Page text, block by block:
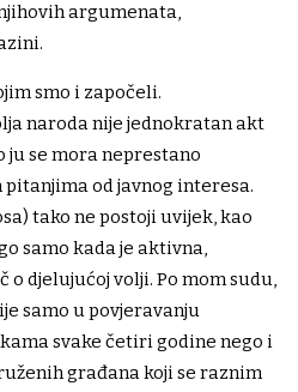
argumenata,
smo i započeli.
naroda nije jednokratan akt
ju se mora neprestano
od javnog interesa.
tako ne postoji uvijek, kao
samo kada je aktivna,
o djelujućoj volji. Po mom sudu,
samo u povjeravanju
svake četiri godine nego i
građana koji se raznim